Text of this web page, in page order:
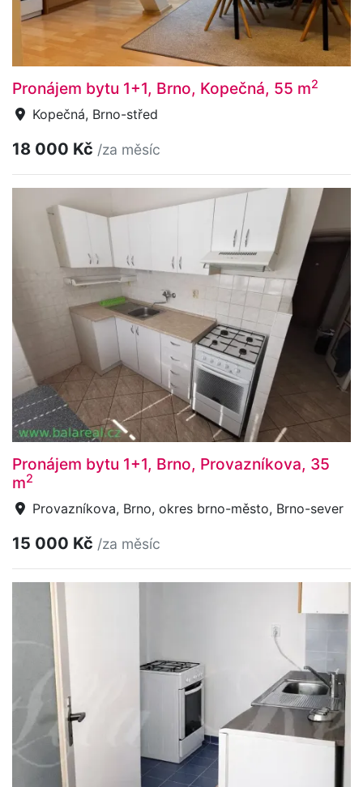
Pronájem bytu 1+1, Brno, Kopečná, 55 m2
Kopečná, Brno-střed
18 000 Kč /za měsíc
Pronájem bytu 1+1, Brno, Provazníkova, 35
m2
Provazníkova, Brno, okres brno-město, Brno-sever
15 000 Kč /za měsíc